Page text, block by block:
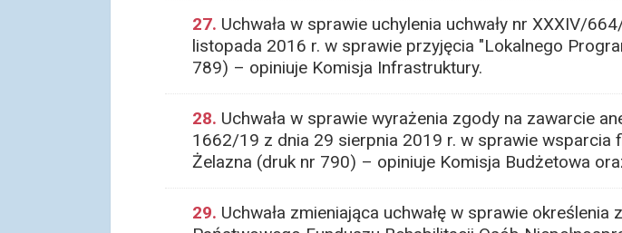
27. Uchwała w sprawie uchylenia uchwały nr XXXIV/
listopada 2016 r. w sprawie przyjęcia "Lokalnego
789) – opiniuje Komisja Infrastruktury.
28. Uchwała w sprawie wyrażenia zgody na zawarcie
1662/19 z dnia 29 sierpnia 2019 r. w sprawie
Żelazna (druk nr 790) – opiniuje Komisja Budżetowa
29. Uchwała zmieniająca uchwałę w sprawie